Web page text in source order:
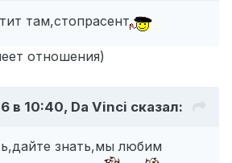
там,стопрасент
отношения)
в 10:40, Da Vinci сказал:
знать,мы любим